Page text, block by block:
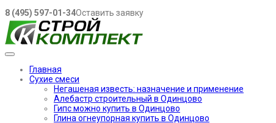
8 (495) 597-01-34Оставить заявку
Главная
Сухие смеси
Негашеная известь: назначение и применение
Алебастр строительный в Одинцово
Гипс можно купить в Одинцово
Глина огнеупорная купить в Одинцово